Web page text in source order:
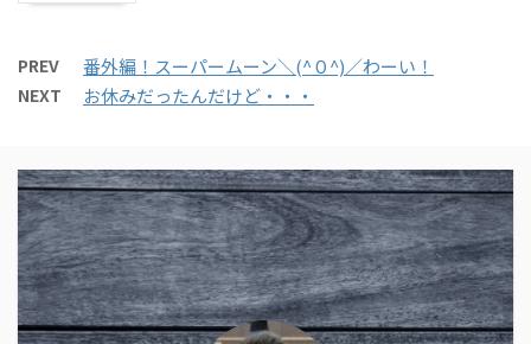
PREV 番外編！スーパームーン＼(^０^)／わーい！
NEXT お休みだったんだけど・・・